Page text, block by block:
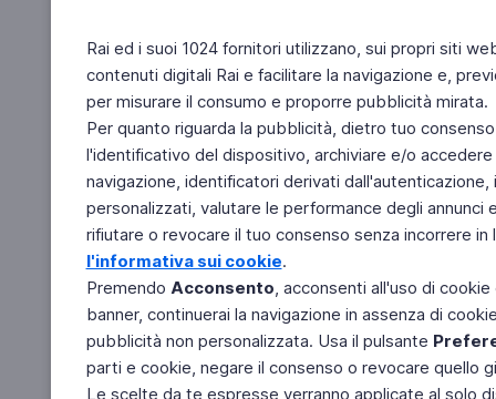
Rai ed i suoi 1024 fornitori utilizzano, sui propri siti
contenuti digitali Rai e facilitare la navigazione e,
per misurare il consumo e proporre pubblicità mirata.
Per quanto riguarda la pubblicità, dietro tuo
l'identificativo del dispositivo, archiviare e/o
navigazione, identificatori derivati
personalizzati, valutare le performance degli
rifiutare o revocare il tuo consenso senza incorrere
l'informativa sui cookie.
Premendo Acconsento, acconsenti all'uso di
banner, continuerai la navigazione in assenza di
pubblicità non personalizzata. Usa il pulsante
parti e cookie, negare il consenso o revocare quello
Le scelte da te espresse verranno applicate al solo